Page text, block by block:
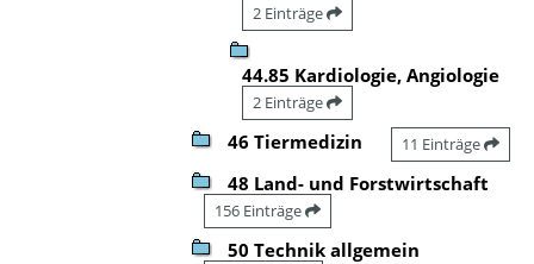
2 Einträge
44.85 Kardiologie, Angiologie
2 Einträge
46 Tiermedizin 11 Einträge
48 Land- und Forstwirtschaft
156 Einträge
50 Technik allgemein